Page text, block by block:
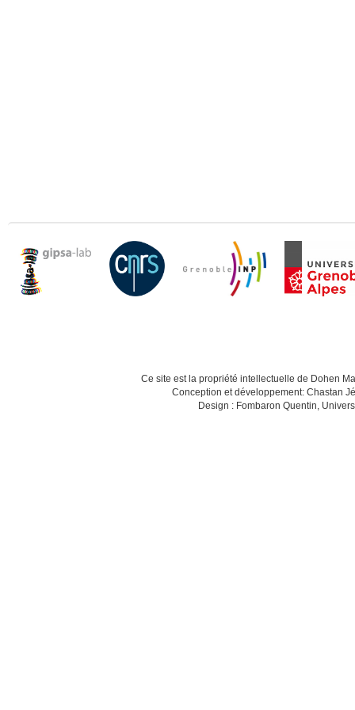
Ce site est la propriété intellectuelle de Dohen
Conception et développement: Chastan
Design : Fombaron Quentin,